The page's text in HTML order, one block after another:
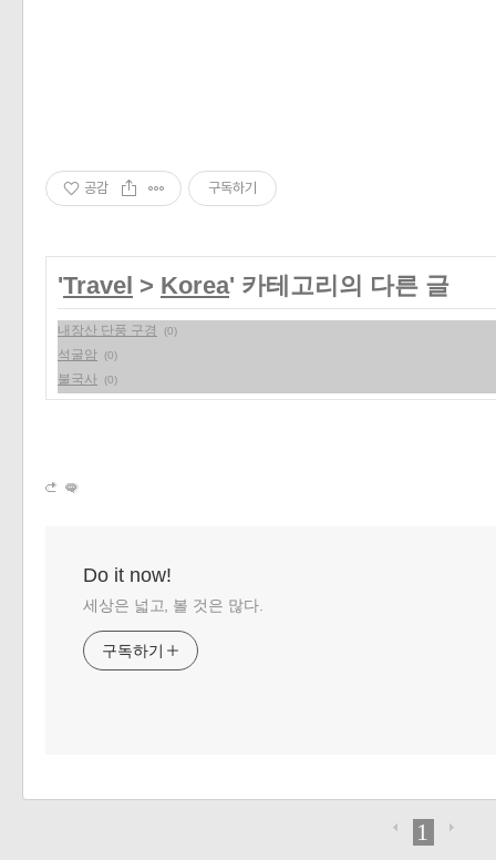
공감 구독하기
'Travel > Korea' 카테고리의 다른 글
내장산 단풍 구경 (0)
석굴암 (0)
불국사 (0)
Do it now!
세상은 넓고, 볼 것은 많다.
구독하기
1